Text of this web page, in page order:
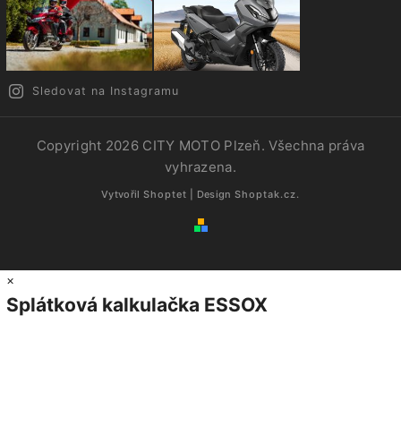
Sledovat na Instagramu
Copyright 2026 CITY MOTO Plzeň. Všechna práva
vyhrazena.
Vytvořil Shoptet | Design Shoptak.cz.
×
Splátková kalkulačka ESSOX